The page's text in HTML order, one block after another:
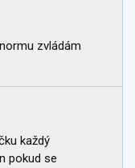
zvládám
každý
pokud se